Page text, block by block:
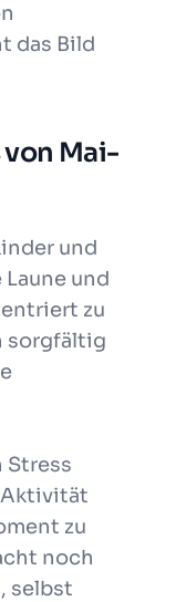
das Bild
von Mai-
und
und
zu
sorgfältig
Stress
Aktivität
zu
noch
selbst